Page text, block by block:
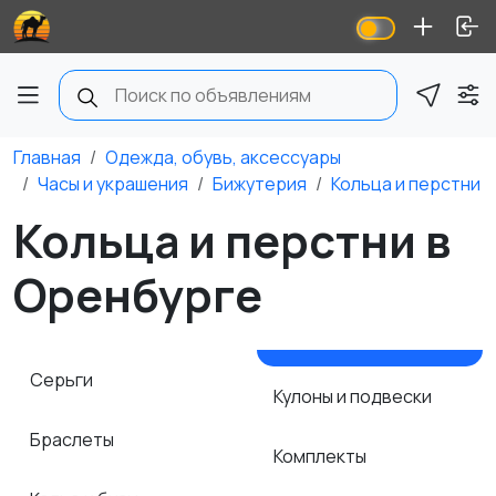
Главная
Одежда, обувь, аксессуары
Часы и украшения
Бижутерия Кольца и перстни
Кольца и перстни в
Оренбурге
Серьги
Браслеты
Кулоны и подвески
Комплекты